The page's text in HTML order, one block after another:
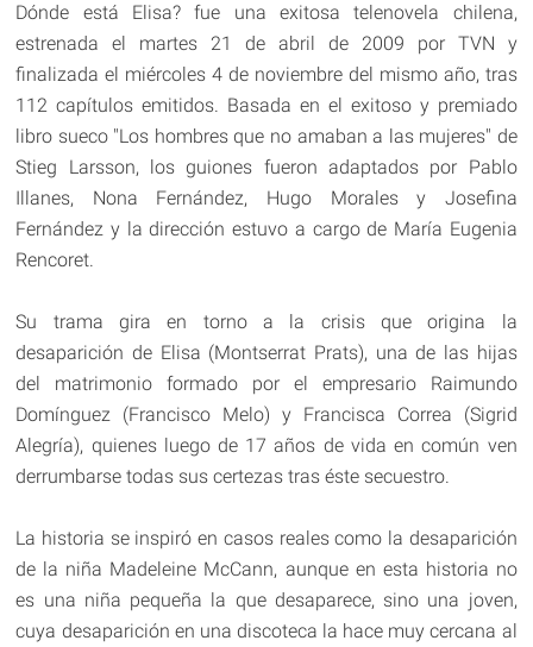
Dónde está Elisa? fue una exitosa telenovela chilena,
estrenada el martes 21 de abril de 2009 por TVN y
finalizada el miércoles 4 de noviembre del mismo año, tras
112 capítulos emitidos. Basada en el exitoso y premiado
libro sueco "Los hombres que no amaban a las mujeres" de
Stieg Larsson, los guiones fueron adaptados por Pablo
Illanes, Nona Fernández, Hugo Morales y Josefina
Fernández y la dirección estuvo a cargo de María Eugenia
Rencoret.
Su trama gira en torno a la crisis que origina la
desaparición de Elisa (Montserrat Prats), una de las hijas
del matrimonio formado por el empresario Raimundo
Domínguez (Francisco Melo) y Francisca Correa (Sigrid
Alegría), quienes luego de 17 años de vida en común ven
derrumbarse todas sus certezas tras éste secuestro.
La historia se inspiró en casos reales como la desaparición
de la niña Madeleine McCann, aunque en esta historia no
es una niña pequeña la que desaparece, sino una joven,
cuya desaparición en una discoteca la hace muy cercana al